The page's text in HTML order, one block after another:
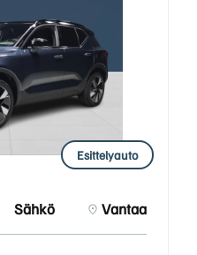
Esittelyauto
Sähkö Vantaa